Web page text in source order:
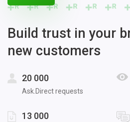
Build trust in your
new customers
20 000
Ask.Direct requests
13 000